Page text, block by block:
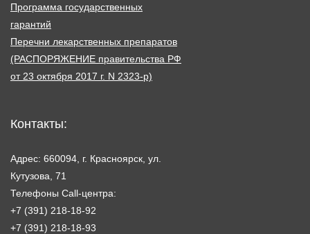
Программа государственных
гарантий
Перечни лекарственных препаратов
(РАСПОРЯЖЕНИЕ правительства РФ
от 23 октября 2017 г. N 2323-р)
Контакты:
Адрес: 660094, г. Красноярск, ул.
Кутузова, 71
Телефоны Call-центра:
+7 (391) 218-18-92
+7 (391) 218-18-93